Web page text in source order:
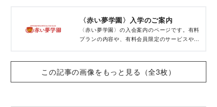
〈赤い夢学園〉入学のご案内
〈赤い夢学園〉の入会案内のページです。有料
プランの内容や、有料会員限定のサービスやコ
この記事の画像をもっと見る（全3枚）